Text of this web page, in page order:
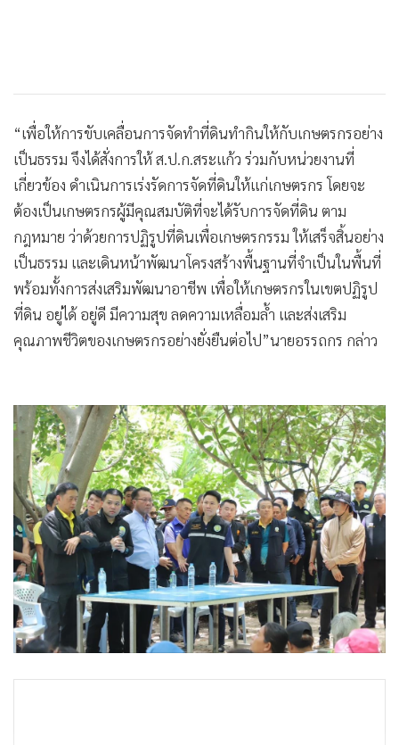
“เพื่อให้การขับเคลื่อนการจัดทำที่ดินทำกินให้กับเกษตรกรอย่าง
เป็นธรรม จึงได้สั่งการให้ ส.ป.ก.สระแก้ว ร่วมกับหน่วยงานที่
เกี่ยวข้อง ดำเนินการเร่งรัดการจัดที่ดินให้แก่เกษตรกร โดยจะ
ต้องเป็นเกษตรกรผู้มีคุณสมบัติที่จะได้รับการจัดที่ดิน ตาม
กฎหมาย ว่าด้วยการปฏิรูปที่ดินเพื่อเกษตรกรรม ให้เสร็จสิ้นอย่าง
เป็นธรรม และเดินหน้าพัฒนาโครงสร้างพื้นฐานที่จำเป็นในพื้นที่
พร้อมทั้งการส่งเสริมพัฒนาอาชีพ เพื่อให้เกษตรกรในเขตปฏิรูป
ที่ดิน อยู่ได้ อยู่ดี มีความสุข ลดความเหลื่อมล้ำ และส่งเสริม
คุณภาพชีวิตของเกษตรกรอย่างยั่งยืนต่อไป”นายอรรถกร กล่าว